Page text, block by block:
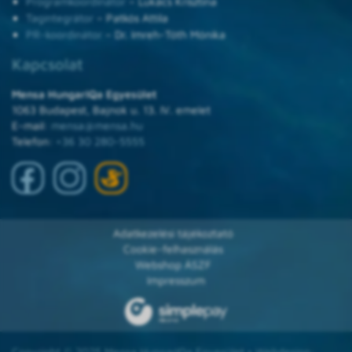
Tagintegrátor
– Patkós Attila
PR-koordinátor – Dr. Imreh-Tóth Mónika
Kapcsolat
Mensa HungarIQa Egyesület
1063 Budapest, Bajnok u. 13. IV. emelet
E-mail: mensa@mensa.hu
Telefon:
+36 30 280-5555
Adatkezelési tájékoztató
Cookie-felhasználás
Webshop ÁSZF
Impresszum